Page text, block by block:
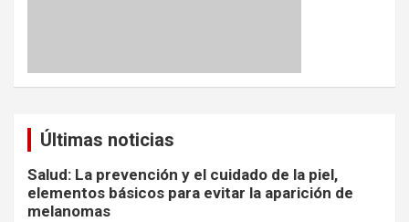
Últimas noticias
Salud: La prevención y el cuidado de la piel,
elementos básicos para evitar la aparición de
melanomas